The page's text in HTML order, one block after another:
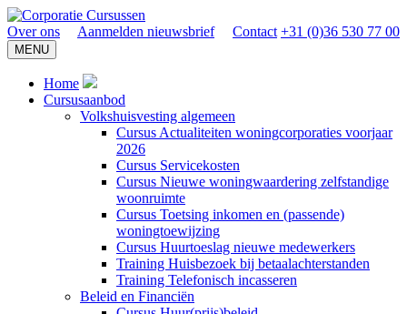
Over ons Aanmelden nieuwsbrief Contact +31 (0)36 530 77 00
MENU
Home
Cursusaanbod
Volkshuisvesting algemeen
Cursus Actualiteiten woningcorporaties voorjaar
2026
Cursus Servicekosten
Cursus Nieuwe woningwaardering zelfstandige
woonruimte
Cursus Toetsing inkomen en (passende)
woningtoewijzing
Cursus Huurtoeslag nieuwe medewerkers
Training Huisbezoek bij betaalachterstanden
Training Telefonisch incasseren
Beleid en Financiën